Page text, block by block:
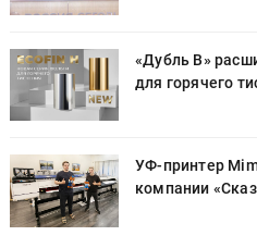
«Дубль В»
для горячего
УФ-принтер
компании